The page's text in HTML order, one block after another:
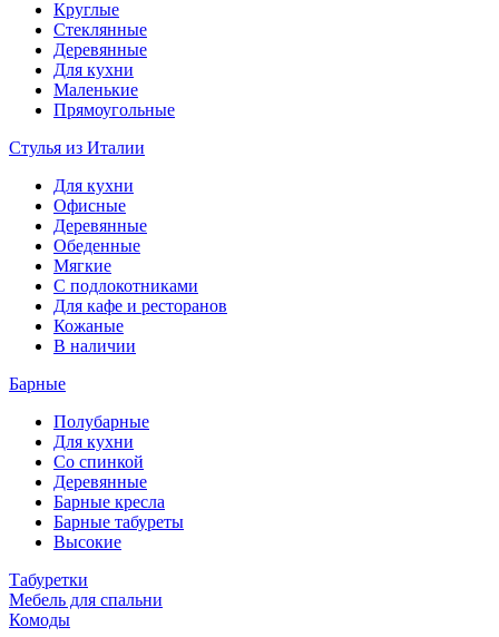
Круглые
Стеклянные
Деревянные
Для кухни
Маленькие
Прямоугольные
Стулья из Италии
Для кухни
Офисные
Деревянные
Обеденные
Мягкие
С подлокотниками
Для кафе и ресторанов
Кожаные
В наличии
Барные
Полубарные
Для кухни
Со спинкой
Деревянные
Барные кресла
Барные табуреты
Высокие
Табуретки
Мебель для спальни
Комоды